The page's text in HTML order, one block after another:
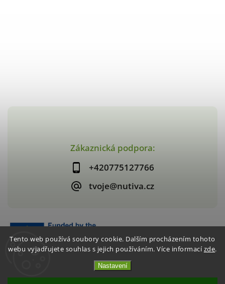
Tento web používá soubory cookie. Dalším procházením tohoto
webu vyjadřujete souhlas s jejich používáním. Více informacízde.
Nastavení
Zákaznická podpora:
+420775127766
tvoje@nutiva.cz
nutiva.cz